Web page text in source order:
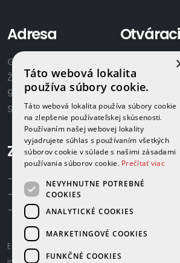
Adresa
GAMAPLYN s.r.o.
Železničná 570/8
922 02 Krakovany
Slovensko
So:
Zavolajte nám:
+421 918 524 702
+421 907 958 768
+421 948 615 083
Email us:
Táto webová lokalita
používa súbory cookie.
Táto webová lokalita používa súbory cookie
na zlepšenie používateľskej skúsenosti.
Používaním našej webovej lokality
vyjadrujete súhlas s používaním všetkých
súborov cookie v súlade s našimi zásadami
používania súborov cookie. Prečítať viac
NEVYHNUTNE POTREBNÉ
COOKIES
ANALYTICKÉ COOKIES
MARKETINGOVÉ COOKIES
FUNKČNÉ COOKIES